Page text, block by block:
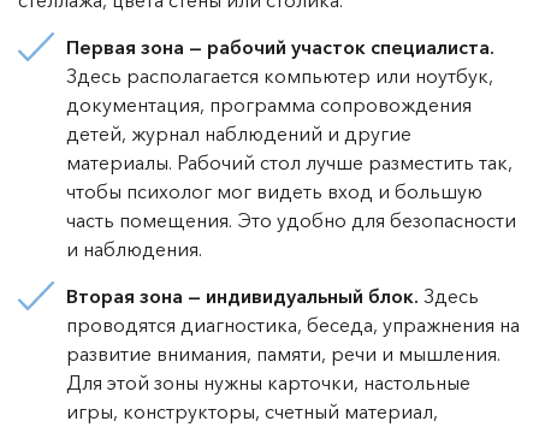
Первая зона — рабочий участок специалиста.
Здесь располагается компьютер или ноутбук,
документация, программа сопровождения
детей, журнал наблюдений и другие
материалы. Рабочий стол лучше разместить так,
чтобы психолог мог видеть вход и большую
часть помещения. Это удобно для безопасности
и наблюдения.
Вторая зона — индивидуальный блок. Здесь
проводятся диагностика, беседа, упражнения на
развитие внимания, памяти, речи и мышления.
Для этой зоны нужны карточки, настольные
игры, конструкторы, счетный материал,